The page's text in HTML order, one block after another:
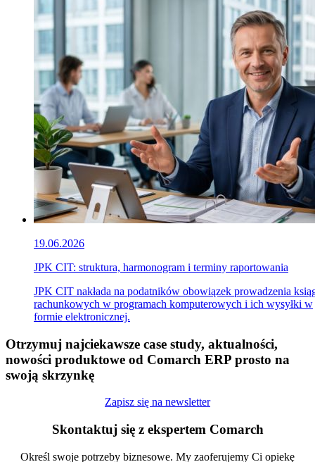
19.06.2026
JPK CIT: struktura, harmonogram i terminy raportowania
JPK CIT nakłada na podatników obowiązek prowadzenia
rachunkowych w programach komputerowych i ich wysyłki w
formie elektronicznej.
Otrzymuj najciekawsze case study, aktualności,
nowości produktowe od Comarch ERP prosto na
swoją skrzynkę
Zapisz się na newsletter
Skontaktuj się z ekspertem Comarch
Określ swoje potrzeby biznesowe. My zaoferujemy Ci opiekę